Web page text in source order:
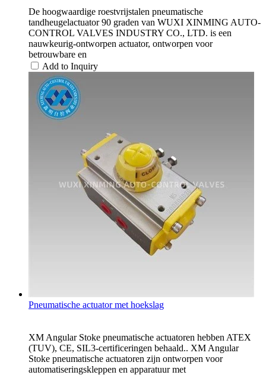
De hoogwaardige roestvrijstalen pneumatische
tandheugelactuator 90 graden van WUXI XINMING AUTO-
CONTROL VALVES INDUSTRY CO., LTD. is een
nauwkeurig-ontworpen actuator, ontworpen voor
betrouwbare en
Add to Inquiry
Pneumatische actuator met hoekslag
XM Angular Stoke pneumatische actuatoren hebben ATEX
(TUV), CE, SIL3-certificeringen behaald.. XM Angular
Stoke pneumatische actuatoren zijn ontworpen voor
automatiseringskleppen en apparatuur met